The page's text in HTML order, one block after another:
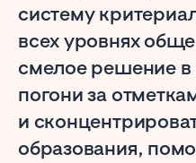
систему
всех уровнях
смелое решение в
погони за
и
образования,